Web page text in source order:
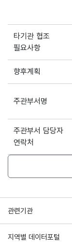
타기관 협조
필요사항
향후계획
주관부서명
주관부서 담당자
연락처
관련기관
행정안전부
한국지능정보사회진
지역별 데이터포털
서울 열린데이터광장